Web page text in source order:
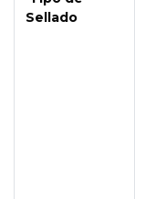
Sellado